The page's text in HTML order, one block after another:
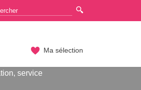
Ma sélection
service